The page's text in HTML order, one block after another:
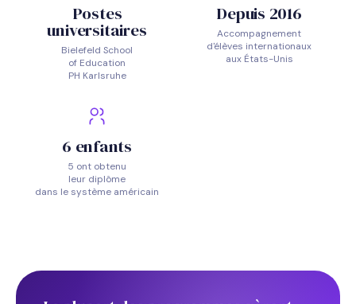
Postes
universitaires
Bielefeld School
of Education
PH Karlsruhe
Depuis 2016
Accompagnement
d'élèves internationaux
aux États-Unis
6 enfants
5 ont obtenu
leur diplôme
dans le système américain